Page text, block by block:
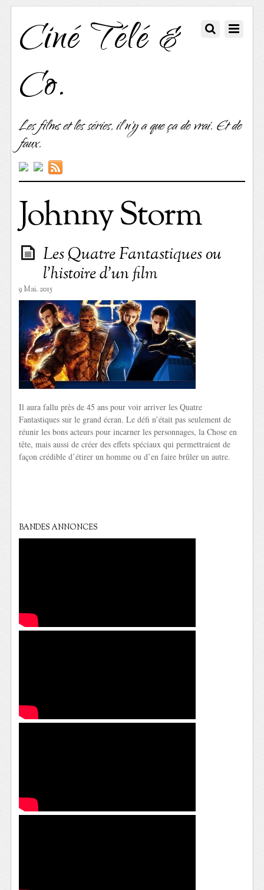
Ciné Télé &
Co.
Les films et les séries, il n'y a que ça de vrai. Et de
faux.
Johnny Storm
Les Quatre Fantastiques ou
l’histoire d’un film
9 Mai. 2015
Il aura fallu près de 45 ans pour voir arriver les Quatre
Fantastiques sur le grand écran. Le défi n’était pas seulement de
réunir les bons acteurs pour incarner les personnages, la Chose en
tête, mais aussi de créer des effets spéciaux qui permettraient de
façon crédible d’étirer un homme ou d’en faire brûler un autre.
BANDES ANNONCES